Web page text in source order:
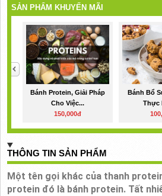
SẢN PHẨM KHUYẾN MÃI
Bánh Protein, Giải Pháp
Cho Việc...
150,000đ
Bánh Bổ
Thực
THÔNG TIN SẢN PHẨM
Một tên gọi khác của thanh
protein đó là bánh protein. Tất